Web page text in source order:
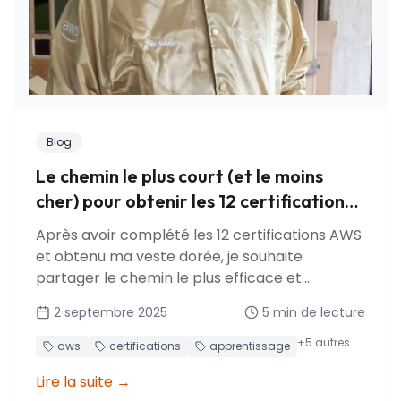
Blog
Le chemin le plus court (et le moins
cher) pour obtenir les 12 certifications
AWS
Après avoir complété les 12 certifications AWS
et obtenu ma veste dorée, je souhaite
partager le chemin le plus efficace et
stratégies de certification, les approches
d'apprentissage, et comment maximiser les
2 septembre 2025 5 min de lecture
aws certifications apprentissage +5 autres
Lire la suite →